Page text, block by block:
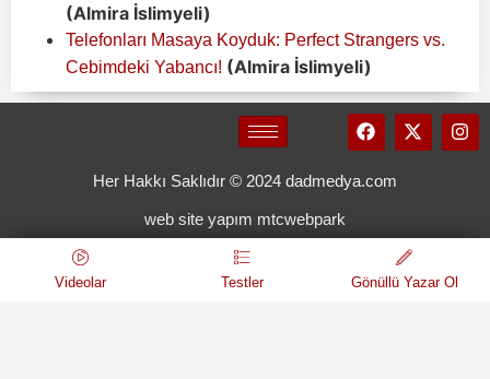
(Almira İslimyeli)
Telefonları Masaya Koyduk: Perfect Strangers vs.
Cebimdeki Yabancı! (Almira İslimyeli)
Her Hakkı Saklıdır © 2024 dadmedya.com
web site yapım mtcwebpark
Videolar Testler Gönüllü Yazar Ol